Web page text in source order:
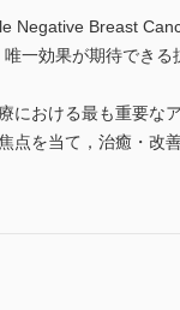
Negative Breast
一効果が期待でき
おける最も重要な
点を当て，治癒・